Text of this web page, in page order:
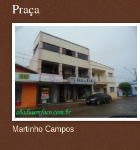
Praça
Martinho Campos